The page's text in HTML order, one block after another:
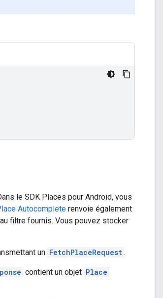
le SDK Places pour Android, vous
Autocomplete renvoie également
filtre fournis. Vous pouvez stocker
un FetchPlaceRequest .
contient un objet Place